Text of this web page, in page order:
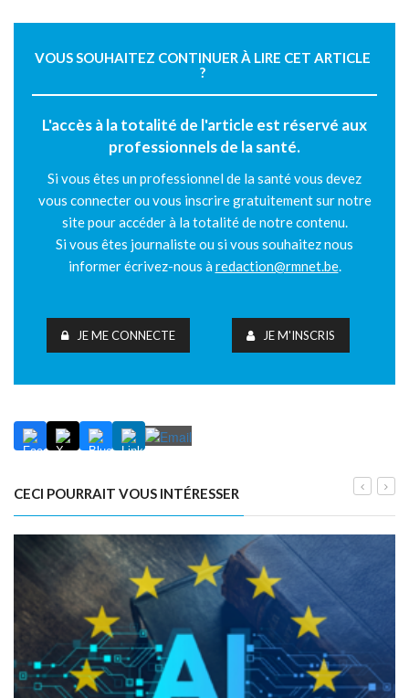
VOUS SOUHAITEZ CONTINUER À LIRE CET ARTICLE
?
L'accès à la totalité de l'article est réservé aux
professionnels de la santé.
Si vous êtes un professionnel de la santé vous devez
vous connecter ou vous inscrire gratuitement sur notre
site pour accéder à la totalité de notre contenu.
Si vous êtes journaliste ou si vous souhaitez nous
informer écrivez-nous àredaction@rmnet.be.
JE ME CONNECTE JE M'INSCRIS
CECI POURRAIT VOUS INTÉRESSER